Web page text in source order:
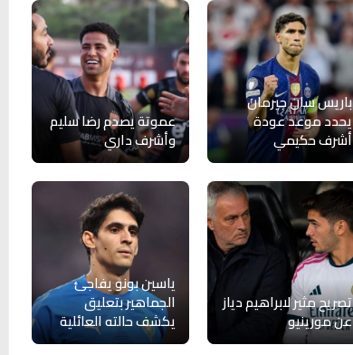
باريس سان جيرمان
يحدد موعد عودة
أشرف حكيمي
عموتة يصدم رضا سليم
وأشرف داري
تصريح مثير لابراهيم دياز
عن مورينيو
ياسين بونو يفاجئ
الجماهير بتعليق
يكشف حالته العائلية